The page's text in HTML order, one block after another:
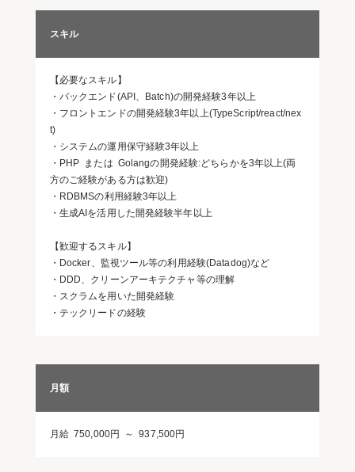
スキル
【必要なスキル】
・バックエンド(API、Batch)の開発経験3年以上
・フロントエンドの開発経験3年以上(TypeScript/react/nex
t)
・システムの運用保守経験3年以上
・PHP または Golangの開発経験:どちらかを3年以上(両
方のご経験がある方は歓迎)
・RDBMSの利用経験3年以上
・生成AIを活用した開発経験半年以上
【歓迎するスキル】
・Docker、監視ツール等の利用経験(Datadog)など
・DDD、クリーンアーキテクチャ等の理解
・スクラムを用いた開発経験
・テックリードの経験
月額
月給 750,000円 ～ 937,500円